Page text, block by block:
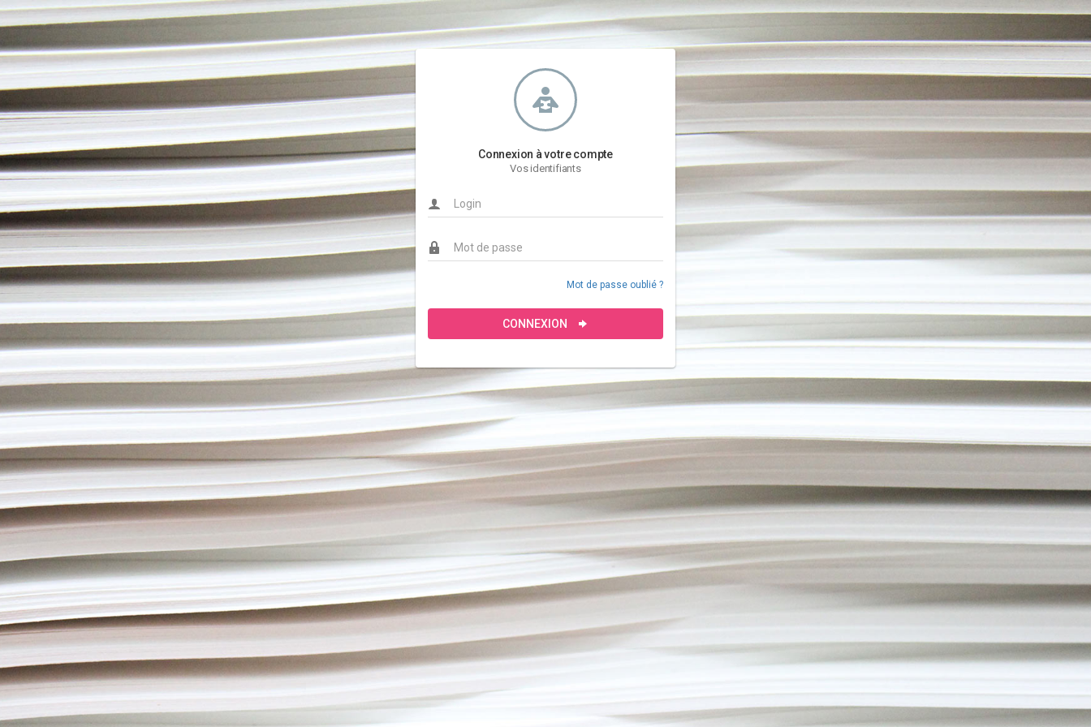
Connexion à votre compte
Vos identifiants
Mot de passe oublié ?
CONNEXION